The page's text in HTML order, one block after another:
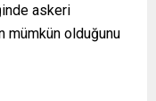
askeri
olduğunu